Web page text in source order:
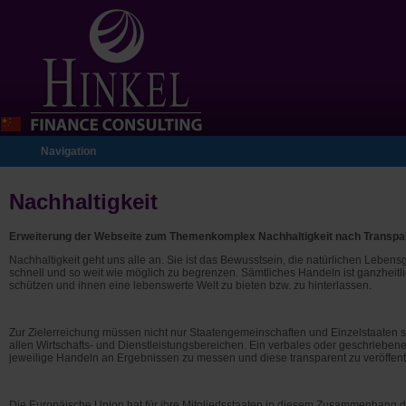
Navigation
überspringen
Referenzen
Nachhaltigkeit
Kunst
Kontakt
Kunden
Nachhaltigkeit
Erweiterung der Webseite zum Themenkomplex Nachhaltigkeit nach
Nachhaltigkeit geht uns alle an. Sie ist das Bewusstsein, die natürlichen
schnell und so weit wie möglich zu begrenzen. Sämtliches Handeln ist
schützen und ihnen eine lebenswerte Welt zu bieten bzw. zu hinterlassen.
Zur Zielerreichung müssen nicht nur Staatengemeinschaften und
allen Wirtschafts- und Dienstleistungsbereichen. Ein verbales oder
jeweilige Handeln an Ergebnissen zu messen und diese transparent zu